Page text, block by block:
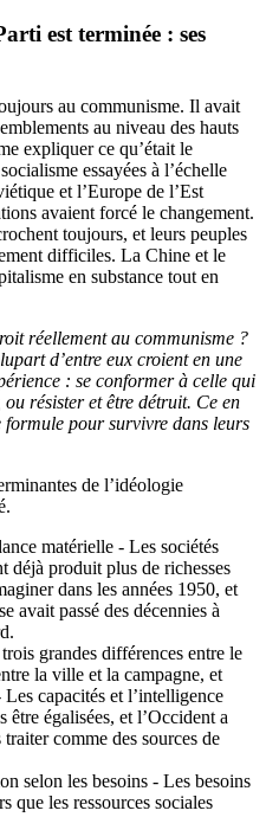
est terminée : ses
au communisme. Il avait
au niveau des hauts
expliquer ce qu’était le
essayées à l’échelle
et l’Europe de l’Est
avaient forcé le changement.
toujours, et leurs peuples
difficiles. La Chine et le
en substance tout en
réellement au communisme ?
d’entre eux croient en une
: se conformer à celle qui
ou résister et être détruit. Ce en
pour survivre dans leurs
de l’idéologie
matérielle - Les sociétés
déjà produit plus de richesses
dans les années 1950, et
avait passé des décennies à
grandes différences entre le
la ville et la campagne, et
capacités et l’intelligence
égalisées, et l’Occident a
comme des sources de
selon les besoins - Les besoins
que les ressources sociales